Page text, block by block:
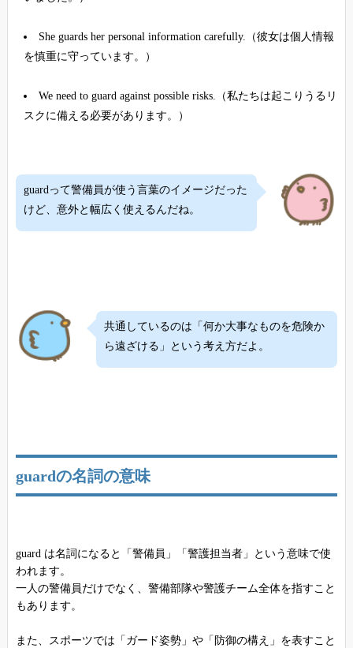
She guards her personal information carefully.（彼女は個人情報
を慎重に守っています。）
We need to guard against possible risks.（私たちは起こりうるリ
スクに備える必要があります。）
guardって警備員が使う言葉のイメージだった
けど、意外と幅広く使えるんだね。
共通しているのは「何か大事なものを危険か
ら遠ざける」という考え方だよ。
guardの名詞の意味
guard は名詞になると「警備員」「警護担当者」という意味で使
われます。
一人の警備員だけでなく、警備部隊や警護チーム全体を指すこと
もあります。
また、スポーツでは「ガード姿勢」や「防御の構え」を表すこと